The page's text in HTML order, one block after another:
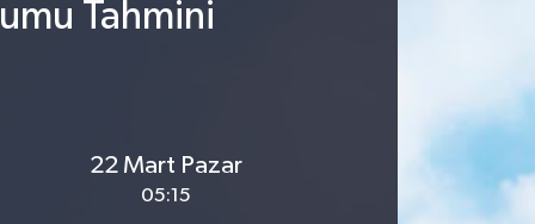
Tahmini
22 Mart Pazar
05:15